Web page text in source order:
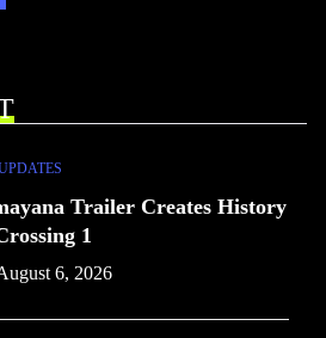
Trailer Creates History
1
6, 2026